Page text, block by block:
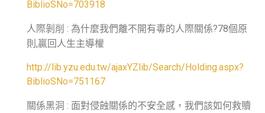
BiblioSNo=703918
人際剝削 : 為什麼我們離不開有毒的人際關係?78個原
則,贏回人生主導權
http://lib.yzu.edu.tw/ajaxYZlib/Search/Holding.aspx?
BiblioSNo=751167
關係黑洞 : 面對侵蝕關係的不安全感，我們該如何救贖